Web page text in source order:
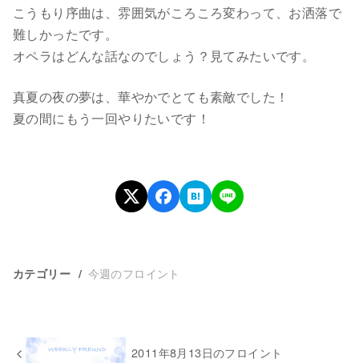
こうもり序曲は、雰囲気がころころ変わって、お洒落で
難しかったです。
オペラはどんな話なのでしょう？見てみたいです。
真夏の夜の夢は、華やかでとても素敵でした！
夏の間にもう一回やりたいです！
カテゴリー 今週のフロイント
2011年8月13日のフロイント